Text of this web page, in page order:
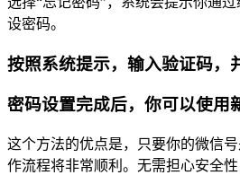
设密码。
按照系统提示，输入验证码，
密码设置完成后，你可以使用
这个方法的优点是，只要你的微信
作流程将非常顺利。无需担心安全